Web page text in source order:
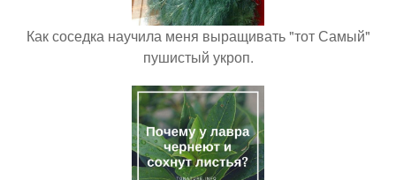
Как соседка научила меня выращивать "тот Самый"
пушистый укроп.